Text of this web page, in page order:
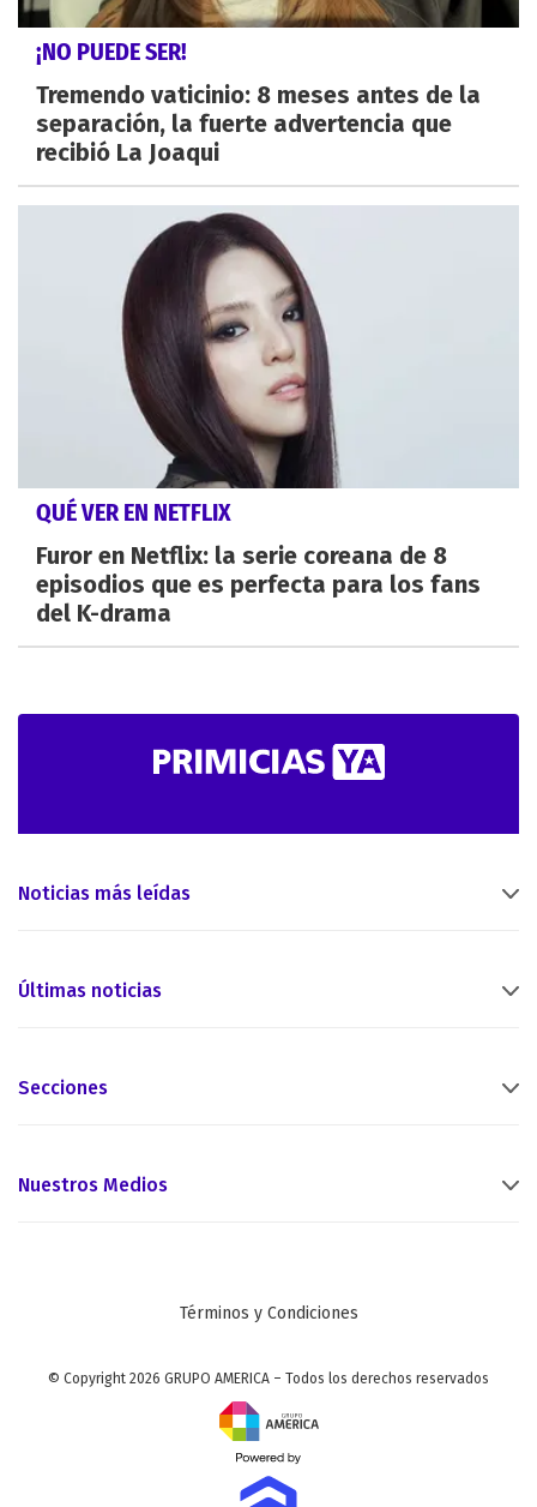
¡NO PUEDE SER!
Tremendo vaticinio: 8 meses antes de la
separación, la fuerte advertencia que
recibió La Joaqui
QUÉ VER EN NETFLIX
Furor en Netflix: la serie coreana de 8
episodios que es perfecta para los fans
del K-drama
Noticias más leídas
Últimas noticias
Secciones
Nuestros Medios
Términos y Condiciones
© Copyright 2026 GRUPO AMERICA – Todos los derechos reservados